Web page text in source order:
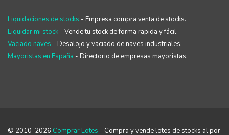
Liquidaciones de stocks - Empresa compra venta de stocks.
Liquidar mi stock - Vende tu stock de forma rapida y fácil.
Vaciado naves - Desalojo y vaciado de naves industriales.
Mayoristas en España - Directorio de empresas mayoristas.
© 2010-2026 Comprar Lotes - Compra y vende lotes de stocks al por